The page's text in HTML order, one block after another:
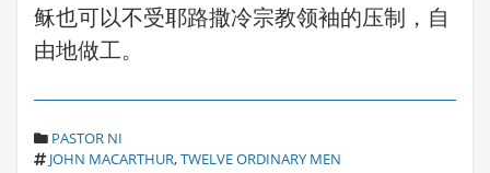
稣也可以不受耶路撒冷宗教领袖的压制，自
由地做工。
C
A
PASTOR NI
T
JOHN MACARTHUR,TWELVE ORDINARY MEN